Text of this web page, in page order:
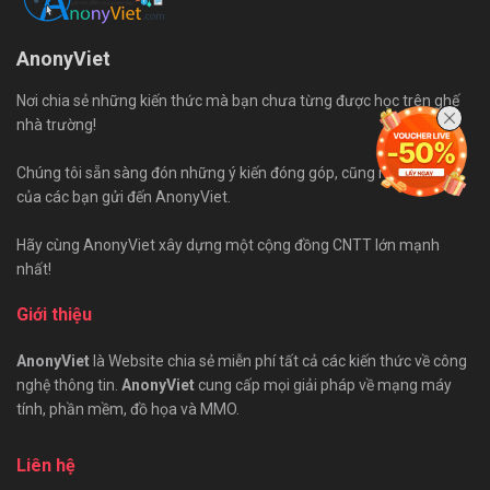
AnonyViet
Nơi chia sẻ những kiến thức mà bạn chưa từng được học trên ghế
nhà trường!
Chúng tôi sẵn sàng đón những ý kiến đóng góp, cũng như bài viết
của các bạn gửi đến AnonyViet.
Hãy cùng AnonyViet xây dựng một cộng đồng CNTT lớn mạnh
nhất!
Giới thiệu
AnonyViet là Website chia sẻ miễn phí tất cả các kiến thức về công
nghệ thông tin. AnonyViet cung cấp mọi giải pháp về mạng máy
tính, phần mềm, đồ họa và MMO.
Liên hệ